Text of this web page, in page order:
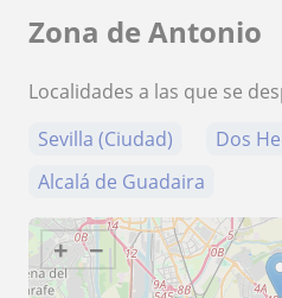
Zona de Antonio
Localidades a las que se
Sevilla (Ciudad)
Dos
Alcalá de Guadaira
+ −